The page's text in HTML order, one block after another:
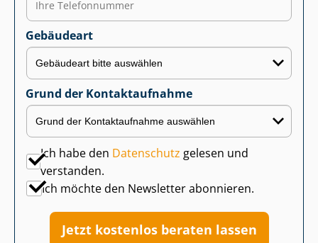
Gebäudeart
Grund der Kontaktaufnahme
Ich habe den Datenschutz gelesen und
verstanden.
Ich möchte den Newsletter abonnieren.
Jetzt kostenlos beraten lassen